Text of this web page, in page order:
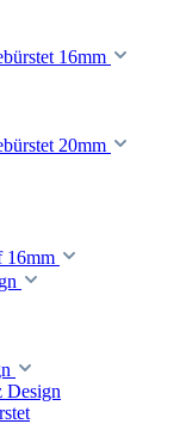
16mm
20mm
16mm
Design